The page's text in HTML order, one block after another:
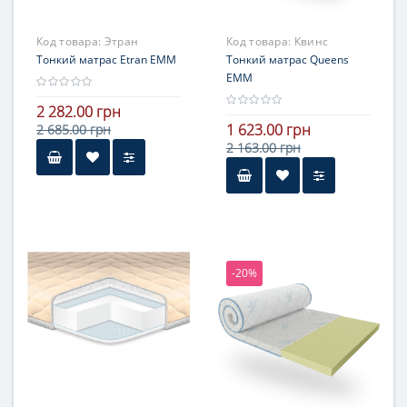
Код товара: Этран
Тонкий матрас Etran ЕММ
2 282.00 грн
2 685.00 грн
Код товара: Квинс
Тонкий матрас Queens
ЕММ
1 623.00 грн
2 163.00 грн
-20%